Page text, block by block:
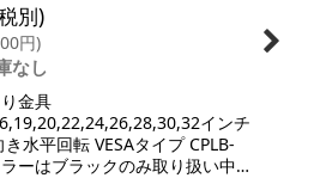
別)
円)
なし
金具
インチ
き水平回転 VESAタイプ CPLB-
ーはブラックのみ取り扱い中…